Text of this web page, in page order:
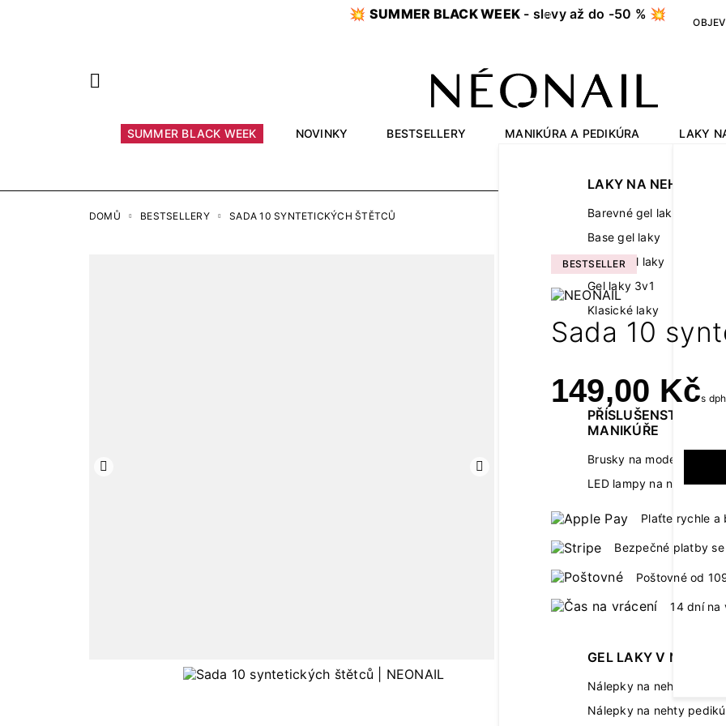
💥 SUMMER BLACK WEEK - slevy až do -50 % 💥 OBJEV
SUMMER BLACK WEEK NOVINKY BESTSELLERY MANIKÚRA A PEDIKÚRA
LAKY NA NEHTY
Barevné gel laky
Base gel laky
Finish gel laky
Gel laky 3v1
Klasické laky
PŘÍSLUŠENSTVÍ K
MANIKÚŘE
Brusky na modeláž nehtů
LED lampy na nehty
GEL LAKY V NÁLEPCE
Nálepky na nehty
Nálepky na nehty
LAKY
DOMŮ BESTSELLERY SADA 10 SYNTETICKÝCH ŠTĚTCŮ
Předchozí Další
BESTSELLER
Sada 10
149,00 Kčs dph
Plaťte rychle a
Bezpečné platby
Poštovné od
14 dní na